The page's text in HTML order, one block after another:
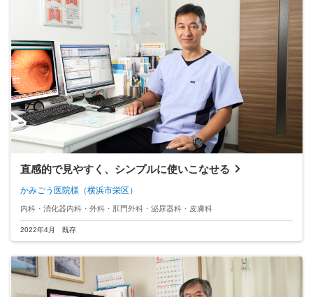
直感的で見やすく、シンプルに使いこなせる
かみごう医院様 （横浜市栄区）
内科・消化器内科・外科・肛門外科・泌尿器科・皮膚科
2022年4月 既存